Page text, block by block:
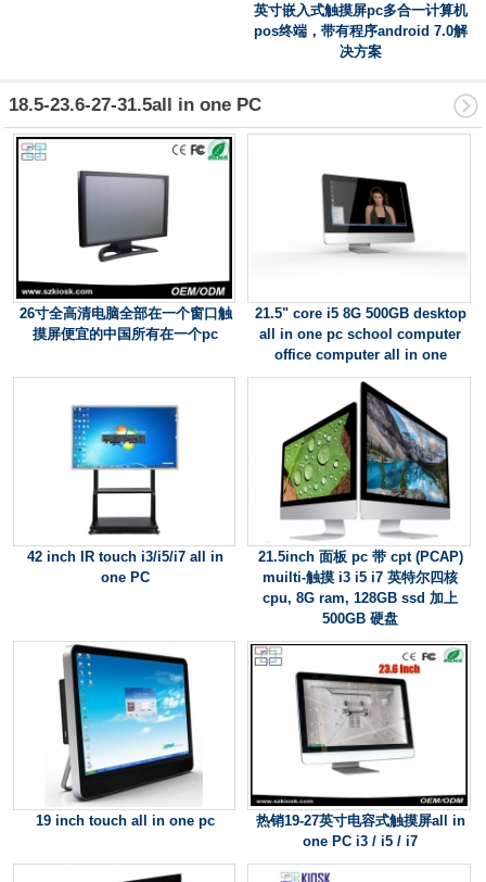
英寸嵌入式触摸屏pc多合一计算机
pos终端，带有程序android 7.0解
决方案
18.5-23.6-27-31.5all in one PC
26寸全高清电脑全部在一个窗口触
摸屏便宜的中国所有在一个pc
21.5" core i5 8G 500GB desktop
all in one pc school computer
office computer all in one
42 inch IR touch i3/i5/i7 all in
one PC
21.5inch 面板 pc 带 cpt (PCAP)
muilti-触摸 i3 i5 i7 英特尔四核
cpu, 8G ram, 128GB ssd 加上
500GB 硬盘
19 inch touch all in one pc
热销19-27英寸电容式触摸屏all in
one PC i3 / i5 / i7